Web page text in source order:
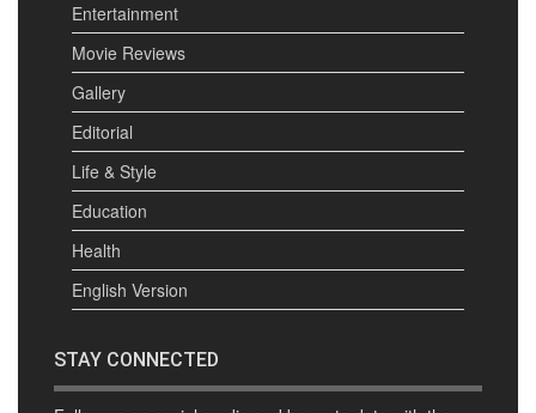
Entertainment
Movie Reviews
Gallery
Editorial
Life & Style
Education
Health
English Version
STAY CONNECTED